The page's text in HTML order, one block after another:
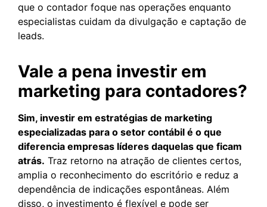
que o contador foque nas operações enquanto
especialistas cuidam da divulgação e captação de
leads.
Vale a pena investir em
marketing para contadores?
Sim, investir em estratégias de marketing
especializadas para o setor contábil é o que
diferencia empresas líderes daquelas que ficam
atrás. Traz retorno na atração de clientes certos,
amplia o reconhecimento do escritório e reduz a
dependência de indicações espontâneas. Além
disso, o investimento é flexível e pode ser